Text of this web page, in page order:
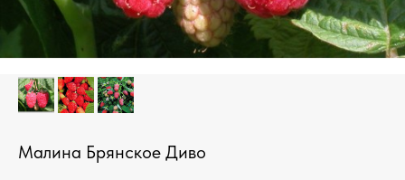
Малина Брянское Диво